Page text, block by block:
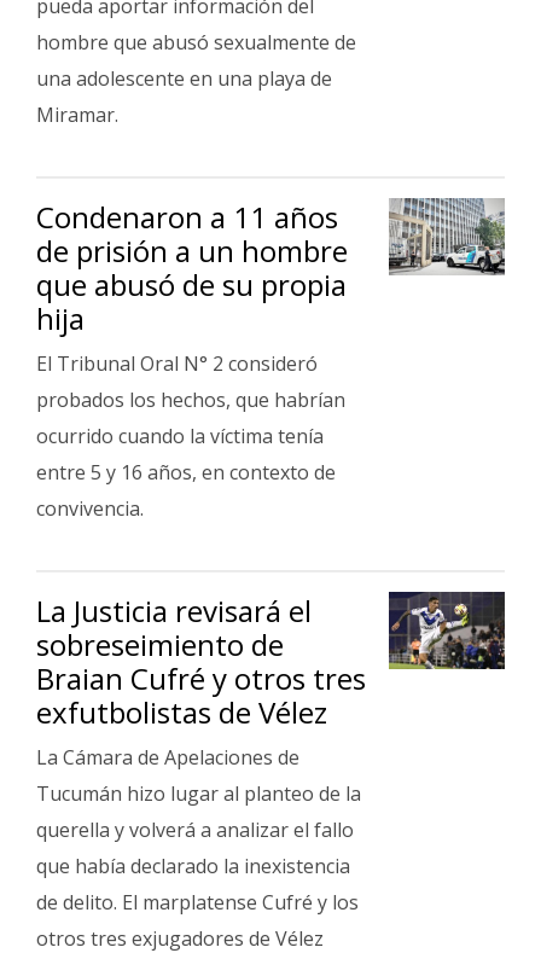
pueda aportar información del
hombre que abusó sexualmente de
una adolescente en una playa de
Miramar.
Condenaron a 11 años
de prisión a un hombre
que abusó de su propia
hija
El Tribunal Oral N° 2 consideró
probados los hechos, que habrían
ocurrido cuando la víctima tenía
entre 5 y 16 años, en contexto de
convivencia.
La Justicia revisará el
sobreseimiento de
Braian Cufré y otros tres
exfutbolistas de Vélez
La Cámara de Apelaciones de
Tucumán hizo lugar al planteo de la
querella y volverá a analizar el fallo
que había declarado la inexistencia
de delito. El marplatense Cufré y los
otros tres exjugadores de Vélez